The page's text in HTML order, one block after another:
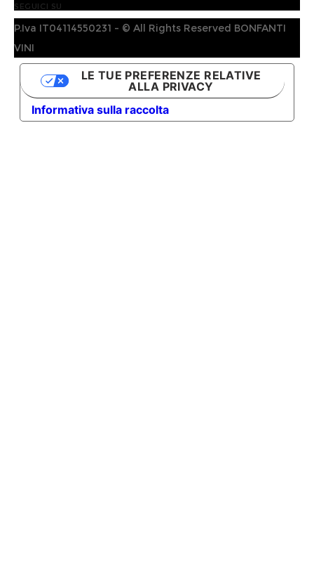
SEGUICI SU
P.Iva IT04114550231 - © All Rights Reserved BONFANTI
VINI
Informativa sulla raccolta
LE TUE PREFERENZE RELATIVE
ALLA PRIVACY